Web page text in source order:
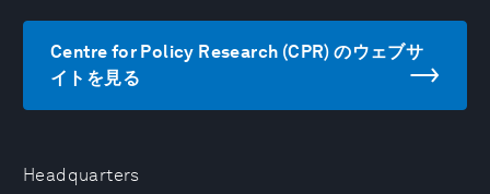
Headquarters
Centre for Policy Research (CPR) のウェブサ
イトを見る